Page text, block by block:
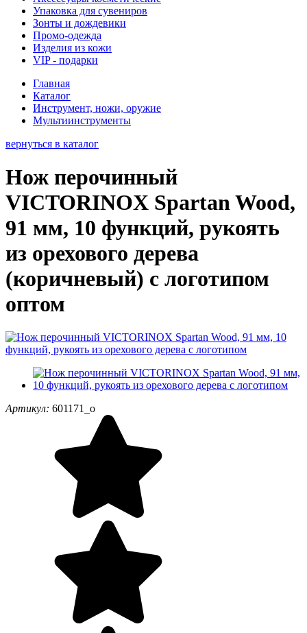
Упаковка для сувениров
Зонты и дождевики
Промо-одежда
Изделия из кожи
VIP - подарки
Главная
Каталог
Инструмент, ножи, оружие
Мультиинструменты
вернуться в каталог
Нож перочинный
VICTORINOX Spartan Wood,
91 мм, 10 функций, рукоять
из орехового дерева
(коричневый) с логотипом
оптом
Артикул: 601171_o